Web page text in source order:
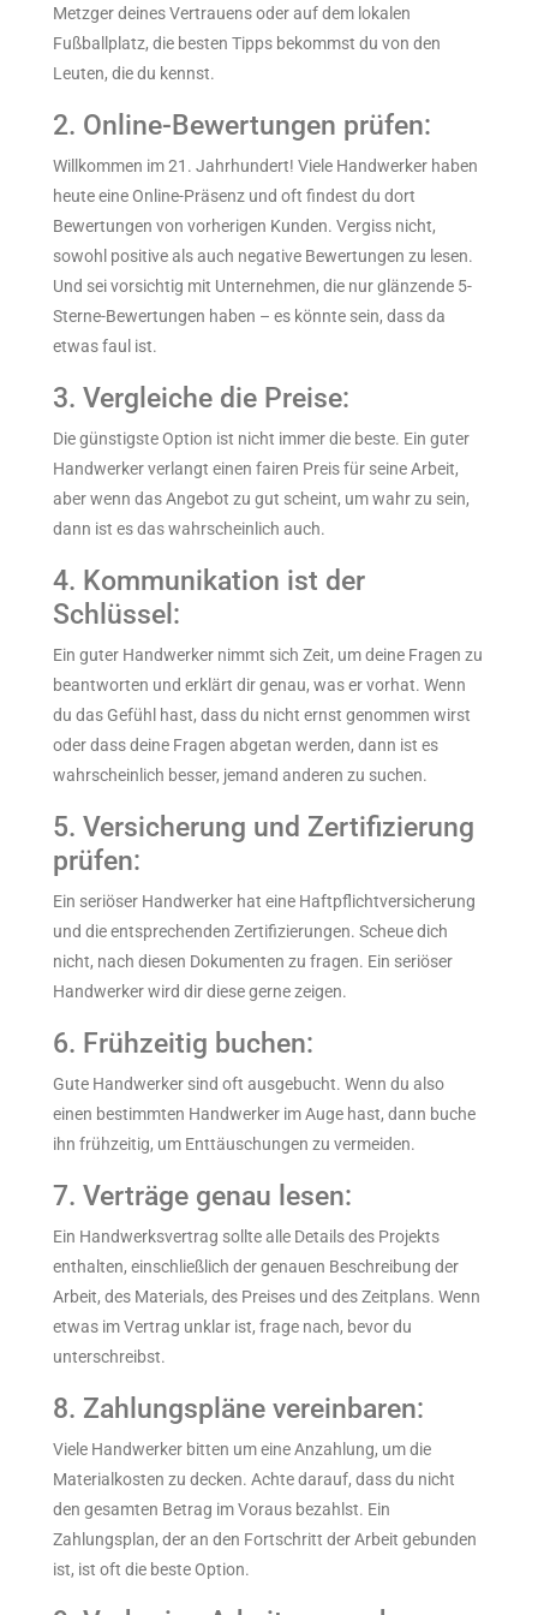
Metzger deines Vertrauens oder auf dem lokalen
Fußballplatz, die besten Tipps bekommst du von den
Leuten, die du kennst.
2. Online-Bewertungen prüfen:
Willkommen im 21. Jahrhundert! Viele Handwerker haben
heute eine Online-Präsenz und oft findest du dort
Bewertungen von vorherigen Kunden. Vergiss nicht,
sowohl positive als auch negative Bewertungen zu lesen.
Und sei vorsichtig mit Unternehmen, die nur glänzende 5-
Sterne-Bewertungen haben – es könnte sein, dass da
etwas faul ist.
3. Vergleiche die Preise:
Die günstigste Option ist nicht immer die beste. Ein guter
Handwerker verlangt einen fairen Preis für seine Arbeit,
aber wenn das Angebot zu gut scheint, um wahr zu sein,
dann ist es das wahrscheinlich auch.
4. Kommunikation ist der
Schlüssel:
Ein guter Handwerker nimmt sich Zeit, um deine Fragen zu
beantworten und erklärt dir genau, was er vorhat. Wenn
du das Gefühl hast, dass du nicht ernst genommen wirst
oder dass deine Fragen abgetan werden, dann ist es
wahrscheinlich besser, jemand anderen zu suchen.
5. Versicherung und Zertifizierung
prüfen:
Ein seriöser Handwerker hat eine Haftpflichtversicherung
und die entsprechenden Zertifizierungen. Scheue dich
nicht, nach diesen Dokumenten zu fragen. Ein seriöser
Handwerker wird dir diese gerne zeigen.
6. Frühzeitig buchen:
Gute Handwerker sind oft ausgebucht. Wenn du also
einen bestimmten Handwerker im Auge hast, dann buche
ihn frühzeitig, um Enttäuschungen zu vermeiden.
7. Verträge genau lesen:
Ein Handwerksvertrag sollte alle Details des Projekts
enthalten, einschließlich der genauen Beschreibung der
Arbeit, des Materials, des Preises und des Zeitplans. Wenn
etwas im Vertrag unklar ist, frage nach, bevor du
unterschreibst.
8. Zahlungspläne vereinbaren:
Viele Handwerker bitten um eine Anzahlung, um die
Materialkosten zu decken. Achte darauf, dass du nicht
den gesamten Betrag im Voraus bezahlst. Ein
Zahlungsplan, der an den Fortschritt der Arbeit gebunden
ist, ist oft die beste Option.